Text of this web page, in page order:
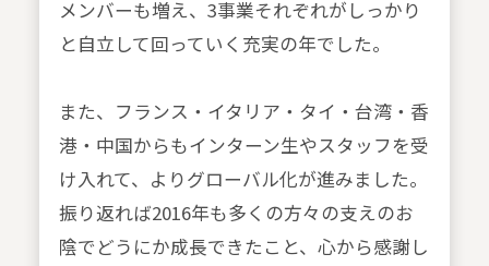
メンバーも増え、3事業それぞれがしっかり
と自立して回っていく充実の年でした。
また、フランス・イタリア・タイ・台湾・香
港・中国からもインターン生やスタッフを受
け入れて、よりグローバル化が進みました。
振り返れば2016年も多くの方々の支えのお
陰でどうにか成長できたこと、心から感謝し